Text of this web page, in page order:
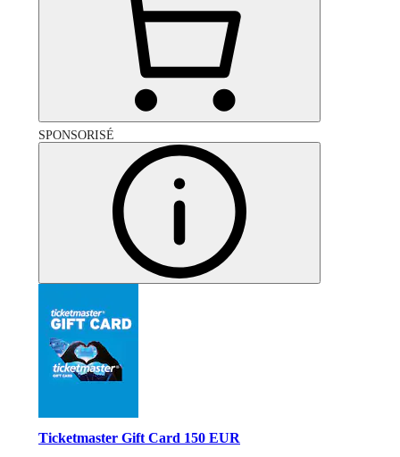
SPONSORISÉ
Ticketmaster Gift Card 150 EUR